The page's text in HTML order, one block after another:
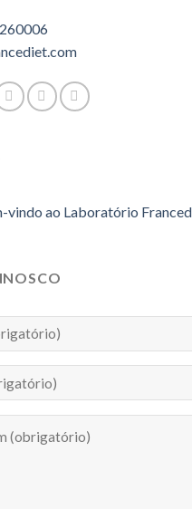
vindo ao Laboratório